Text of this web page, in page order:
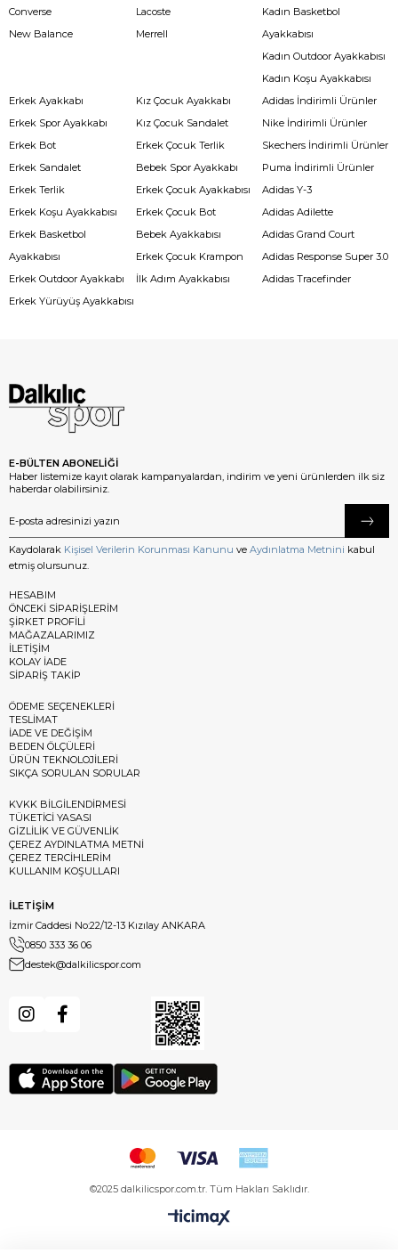
Converse
New Balance
Lacoste
Merrell
Kadın Basketbol
Ayakkabısı
Kadın Outdoor Ayakkabısı
Kadın Koşu Ayakkabısı
Erkek Ayakkabı
Erkek Spor Ayakkabı
Erkek Bot
Erkek Sandalet
Erkek Terlik
Erkek Koşu Ayakkabısı
Erkek Basketbol
Ayakkabısı
Erkek Outdoor Ayakkabı
Erkek Yürüyüş Ayakkabısı
Kız Çocuk Ayakkabı
Kız Çocuk Sandalet
Erkek Çocuk Terlik
Bebek Spor Ayakkabı
Erkek Çocuk Ayakkabısı
Erkek Çocuk Bot
Bebek Ayakkabısı
Erkek Çocuk Krampon
İlk Adım Ayakkabısı
Adidas İndirimli Ürünler
Nike İndirimli Ürünler
Skechers İndirimli Ürünler
Puma İndirimli Ürünler
Adidas Y-3
Adidas Adilette
Adidas Grand Court
Adidas Response Super 3.0
Adidas Tracefinder
E-BÜLTEN ABONELİĞİ
Haber listemize kayıt olarak kampanyalardan, indirim ve yeni ürünlerden ilk siz
haberdar olabilirsiniz.
Kaydolarak Kişisel Verilerin Korunması Kanunu ve Aydınlatma Metnini kabul
etmiş olursunuz.
HESABIM
ÖNCEKİ SİPARİŞLERİM
ŞİRKET PROFİLİ
MAĞAZALARIMIZ
İLETİŞİM
KOLAY İADE
SİPARİŞ TAKİP
ÖDEME SEÇENEKLERİ
TESLİMAT
İADE VE DEĞİŞİM
BEDEN ÖLÇÜLERİ
ÜRÜN TEKNOLOJİLERİ
SIKÇA SORULAN SORULAR
KVKK BİLGİLENDİRMESİ
TÜKETİCİ YASASI
GİZLİLİK VE GÜVENLİK
ÇEREZ AYDINLATMA METNİ
ÇEREZ TERCİHLERİM
KULLANIM KOŞULLARI
İLETİŞİM
İzmir Caddesi No:22/12-13 Kızılay ANKARA
0850 333 36 06
destek@dalkilicspor.com
©2025 dalkilicspor.com.tr. Tüm Hakları Saklıdır.